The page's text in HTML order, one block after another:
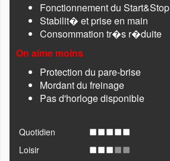
Fonctionnement du Start&Stop
Stabilit� et prise en main
Consommation tr�s r�duite
On aime moins
Protection du pare-brise
Mordant du freinage
Pas d'horloge disponible
Quotidien
Loisir